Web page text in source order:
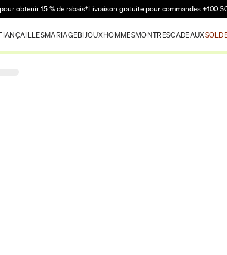
Passer au contenu
obtenir 15 % de rabais†Livraison gratuite pour commandes +100 $
MARIAGEBIJOUXHOMMESMONTRESCADEAUX